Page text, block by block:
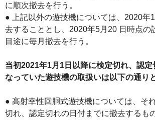
に順次撤去を行う。
● 上記以外の遊技機については、2020年
去することとし、2020年5月20 日時点の
目途に毎月撤去を行う。
当初2021年1月1日以降に検定切れ、認定
なっていた遊技機の取扱いは以下の通り
● 高射幸性回胴式遊技機については、そ
切れ、認定切れの日付までに撤去するも